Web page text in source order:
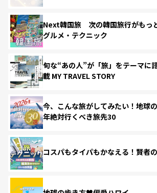
Next韓国旅 次の韓国旅行がもっ
グルメ・テクニック
旬な“あの人”が「旅」をテーマに
載 MY TRAVEL STORY
今、こんな旅がしてみたい！地球
年絶対行くべき旅先30
コスパもタイパもかなえる！賢者